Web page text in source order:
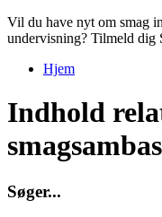
Vil du have nyt om smag
undervisning? Tilmeld dig
Hjem
Indhold
Søger...